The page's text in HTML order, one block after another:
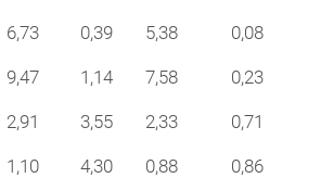
6,73 0,39 5,38 0,08
9,47 1,14 7,58 0,23
2,91 3,55 2,33 0,71
1,10 4,30 0,88 0,86